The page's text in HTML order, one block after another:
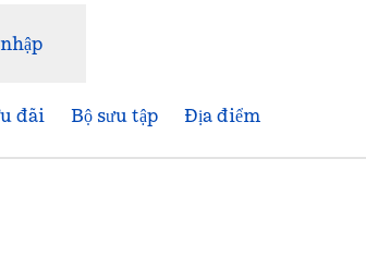
đãi Bộ sưu tập Địa điểm